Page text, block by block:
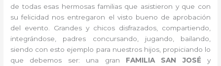
de todas esas hermosas familias que asistieron y que con
su felicidad nos entregaron el visto bueno de aprobación
del evento. Grandes y chicos disfrazados, compartiendo,
integrándose, padres concursando, jugando, bailando,
siendo con esto ejemplo para nuestros hijos, propiciando lo
que debemos ser: una gran FAMILIA SAN JOSÉ y